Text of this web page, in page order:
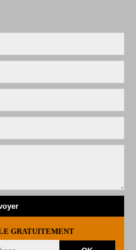
GRATUITEMENT